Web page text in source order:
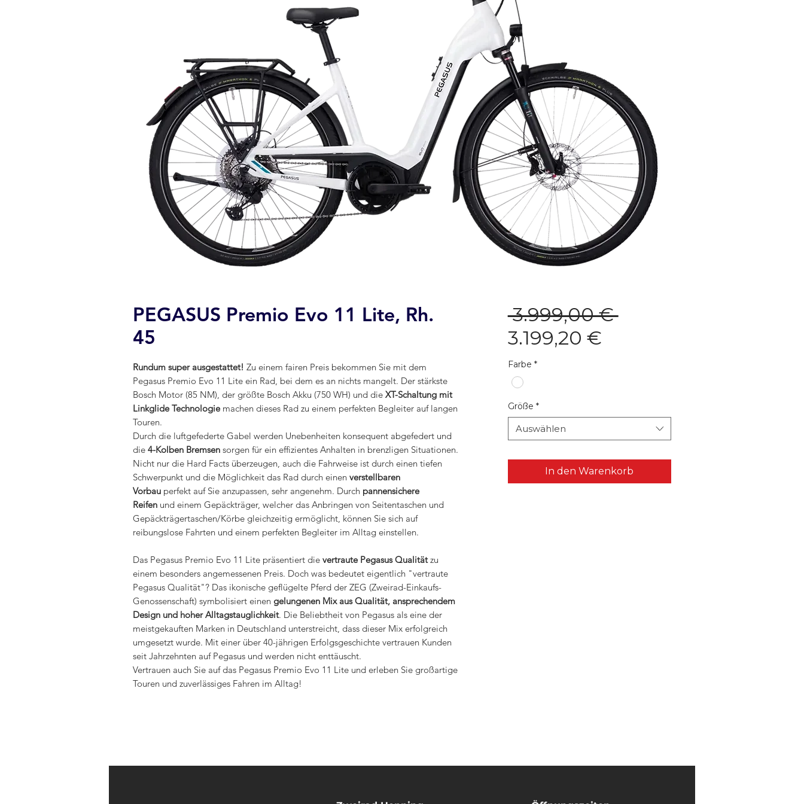
PEGASUS Premio Evo 11 Lite, Rh.
45
Rundum super ausgestattet! Zu einem fairen Preis bekommen Sie mit dem
Pegasus Premio Evo 11 Lite ein Rad, bei dem es an nichts mangelt. Der stärkste
Bosch Motor (85 NM), der größte Bosch Akku (750 WH) und die XT-Schaltung mit
Linkglide Technologiemachen dieses Rad zu einem perfekten Begleiter auf langen
Touren.
Durch die luftgefederte Gabel werden Unebenheiten konsequent abgefedert und
die 4-Kolben Bremsen sorgen für ein effizientes Anhalten in brenzligen Situationen.
Nicht nur die Hard Facts überzeugen, auch die Fahrweise ist durch einen tiefen
Schwerpunkt und die Möglichkeit das Rad durch einen verstellbaren
Vorbau perfekt auf Sie anzupassen, sehr angenehm. Durch pannensichere
Reifen und einem Gepäckträger, welcher das Anbringen von Seitentaschen und
Gepäckträgertaschen/Körbe gleichzeitig ermöglicht, können Sie sich auf
reibungslose Fahrten und einem perfekten Begleiter im Alltag einstellen.
Das Pegasus Premio Evo 11 Lite präsentiert die vertraute Pegasus Qualitätzu
einem besonders angemessenen Preis. Doch was bedeutet eigentlich "vertraute
Pegasus Qualität"? Das ikonische geflügelte Pferd der ZEG (Zweirad-Einkaufs-
Genossenschaft) symbolisiert einen gelungenen Mix aus Qualität, ansprechendem
Design und hoher Alltagstauglichkeit. Die Beliebtheit von Pegasus als eine der
meistgekauften Marken in Deutschland unterstreicht, dass dieser Mix erfolgreich
umgesetzt wurde. Mit einer über 40-jährigen Erfolgsgeschichte vertrauen Kunden
seit Jahrzehnten auf Pegasus und werden nicht enttäuscht.
Vertrauen auch Sie auf das Pegasus Premio Evo 11 Lite und erleben Sie großartige
Touren und zuverlässiges Fahren im Alltag!
3.999,00 € Standardpreis
3.199,20 €Sale-
Farbe *
Größe *
Auswählen
In den Warenkorb